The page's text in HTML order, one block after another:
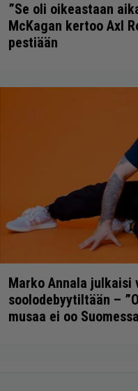
”Se oli oikeastaan
McKagan kertoo Axl
pestiään
Marko Annala julkaisi
soolodebyytiltään –
musaa ei oo